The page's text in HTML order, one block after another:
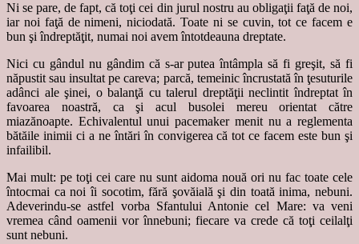
Ni se pare, de fapt, că toţi cei din jurul nostru au obligaţii faţă de noi,
iar noi faţă de nimeni, niciodată. Toate ni se cuvin, tot ce facem e
bun şi îndreptăţit, numai noi avem întotdeauna dreptate.
Nici cu gândul nu gândim că s-ar putea întâmpla să fi greşit, să fi
năpustit sau insultat pe careva; parcă, temeinic încrustată în ţesuturile
adânci ale şinei, o balanţă cu talerul dreptăţii neclintit îndreptat în
favoarea noastră, ca şi acul busolei mereu orientat către
miazănoapte. Echivalentul unui pacemaker menit nu a reglementa
bătăile inimii ci a ne întări în convigerea că tot ce facem este bun şi
infailibil.
Mai mult: pe toţi cei care nu sunt aidoma nouă ori nu fac toate cele
întocmai ca noi îi socotim, fără şovăială şi din toată inima, nebuni.
Adeverindu-se astfel vorba Sfantului Antonie cel Mare: va veni
vremea când oamenii vor înnebuni; fiecare va crede că toţi ceilalţi
sunt nebuni.